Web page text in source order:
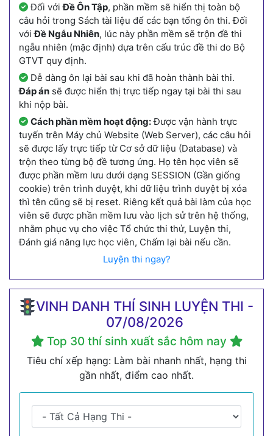
Đối vớiĐề Ôn Tập, phần mềm sẽ hiển thị toàn bộ
câu hỏi trong Sách tài liệu để các bạn tổng ôn thi. Đối
vớiĐề Ngẫu Nhiên, lúc này phần mềm sẽ trộn đề thi
ngẫu nhiên (mặc định) dựa trên cấu trúc đề thi do Bộ
GTVT quy định.
Dễ dàng ôn lại bài sau khi đã hoàn thành bài thi.
Đáp án sẽ được hiển thị trực tiếp ngay tại bài thi sau
khi nộp bài.
Cách phần mềm hoạt động:Được vận hành trực
tuyến trên Máy chủ Website (Web Server), các câu hỏi
sẽ được lấy trực tiếp từ Cơ sở dữ liệu (Database) và
trộn theo từng bộ đề tương ứng. Họ tên học viên sẽ
được phần mềm lưu dưới dạng SESSION (Gần giống
cookie) trên trình duyệt, khi dữ liệu trình duyệt bị xóa
thì tên cũng sẽ bị reset. Riêng kết quả bài làm của học
viên sẽ được phần mềm lưu vào lịch sử trên hệ thống,
nhằm phục vụ cho việc Tổ chức thi thử, Luyện thi,
Đánh giá năng lực học viên, Chấm lại bài nếu cần.
Luyện thi ngay?
VINH DANH THÍ SINH LUYỆN THI -
07/08/2026
Top 30 thí sinh xuất sắc hôm nay
Tiêu chí xếp hạng: Làm bài nhanh nhất, hạng thi
gần nhất, điểm cao nhất.